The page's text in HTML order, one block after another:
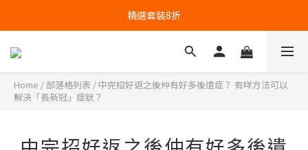
精選套裝8折
Home / 部落格列表 / 中完招好返之後仲有好多後遺症？ 有咩方法可以
解決「長新冠」症狀？